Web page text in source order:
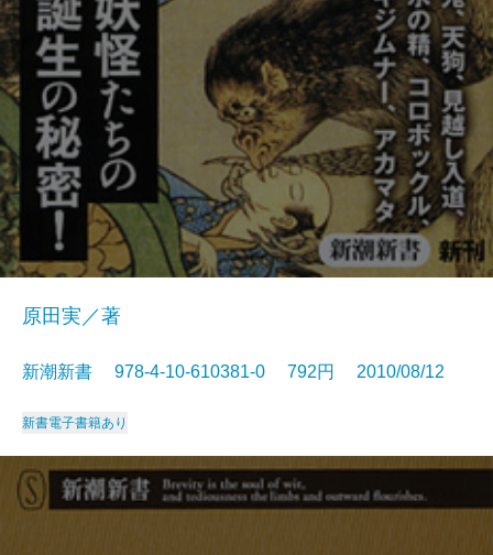
原田実／著
新潮新書 978-4-10-610381-0 792円 2010/08/12
新書電子書籍あり